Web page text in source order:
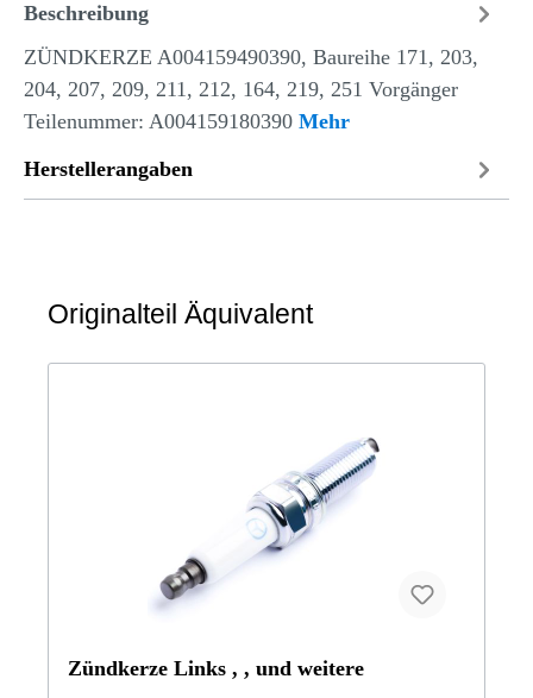
Beschreibung
ZÜNDKERZE A004159490390, Baureihe 171, 203,
204, 207, 209, 211, 212, 164, 219, 251 Vorgänger
Teilenummer: A004159180390 Mehr
Herstellerangaben
Originalteil Äquivalent
Zündkerze Links , , und weitere